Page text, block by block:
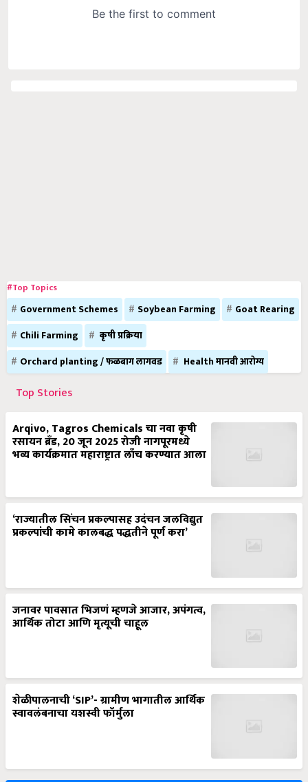
#Top Topics
Government Schemes Soybean Farming
Goat Rearing
Chili Farming
कृषी प्रक्रिया
Orchard planting / फळबाग लागवड
Health मानवी आरोग्य
Top Stories
Arqivo, Tagros Chemicals चा नवा कृषी
रसायन ब्रँड, 20 जून 2025 रोजी नागपूरमध्ये
भव्य कार्यक्रमात महाराष्ट्रात लाँच करण्यात आला
‘राज्यातील सिंचन प्रकल्पासह उदंचन जलविद्युत
प्रकल्पांची कामे कालबद्ध पद्धतीने पूर्ण करा’
जनावर पावसात भिजणं म्हणजे आजार, अपंगत्व,
आर्थिक तोटा आणि मृत्यूची चाहूल
शेळीपालनाची ‘SIP’- ग्रामीण भागातील आर्थिक
स्वावलंबनाचा यशस्वी फॉर्मुला